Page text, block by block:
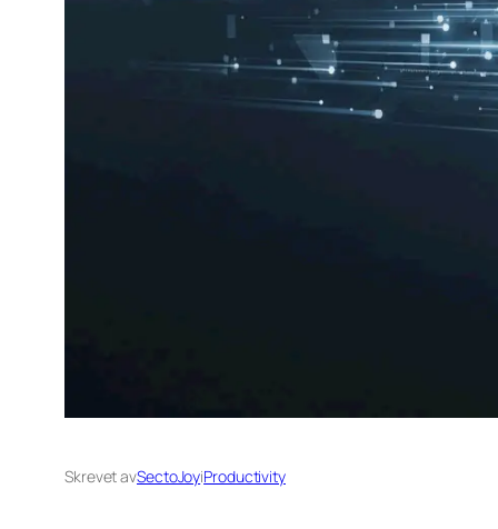
Skrevet avSectoJoyiProductivity